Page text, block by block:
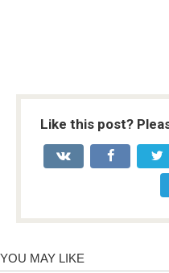
Like this post?